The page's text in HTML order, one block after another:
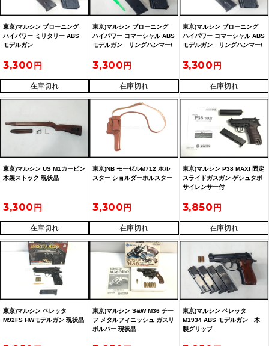
東京)マルシン ブローニング
ハイパワー ミリタリー ABS
モデルガン
3,300
在庫切れ
東京)マルシン ブローニング
ハイパワー コマーシャル ABS
モデルガン リングハンマー/
3,300
在庫切れ
東京)マルシン ブローニング
ハイパワー コマーシャル ABS
モデルガン リングハンマー/
3,300
在庫切れ
東京)マルシン US M1カービン
木製ストック 現状品
3,300
在庫切れ
東京)NB モーゼルM712 ホル
スター ショルダーホルスター
3,300
在庫切れ
東京)マルシン P38 MAXI 固定
スライドガスガン ゲシュタポ
サイレンサー付
3,850
在庫切れ
東京)マルシン ベレッタ
M92FS HWモデルガン 現状品
東京)マルシン S&W M36 チー
フ メタルフィニッシュ ガスリ
ボルバー 現状品
東京)マルシン ベレッタ
M1934 ABS モデルガン 木
製グリップ